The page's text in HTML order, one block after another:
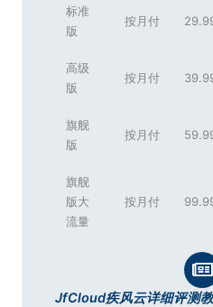
标准
版
按月付
高级
版
按月付
旗舰
版
按月付
旗舰
版大
流量
按月付
JfCloud疾风云详细评测